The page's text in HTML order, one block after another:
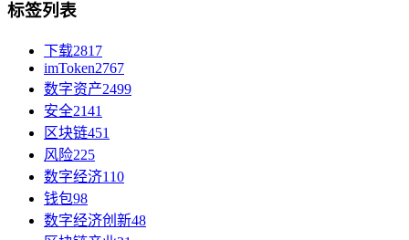
标签列表
下载2817
imToken2767
数字资产2499
安全2141
区块链451
风险225
数字经济110
钱包98
数字经济创新48